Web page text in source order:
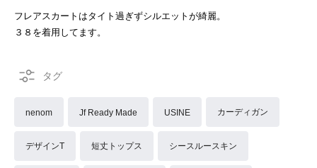
フレアスカートはタイト過ぎずシルエットが綺麗。
３８を着用してます。
nenom Jf Ready Made USINE カーディガン
デザインT 短丈トップス シースルースキン